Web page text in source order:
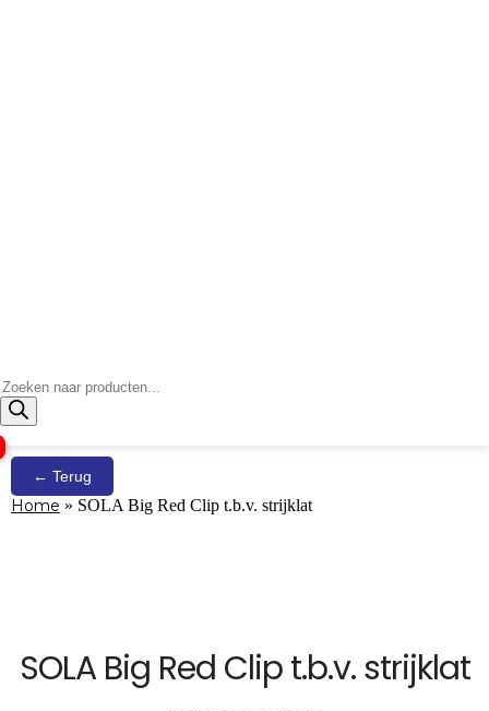
Producten
zoeken
← Terug
Home » SOLA Big Red Clip t.b.v. strijklat
SOLA Big Red Clip t.b.v. strijklat